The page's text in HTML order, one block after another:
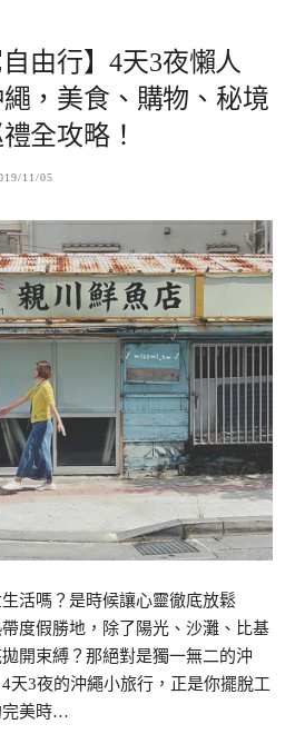
自由行】4天3夜懶人
，美食、購物、秘境
全攻略！
11/05
生活嗎？是時候讓心靈徹底放鬆
度假勝地，除了陽光、沙灘、比基
開束縛？那絕對是獨一無二的沖
天3夜的沖繩小旅行，正是你擺脫工
完美時…